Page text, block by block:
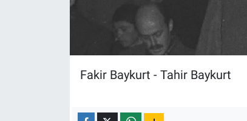
Fakir Baykurt - Tahir Baykurt